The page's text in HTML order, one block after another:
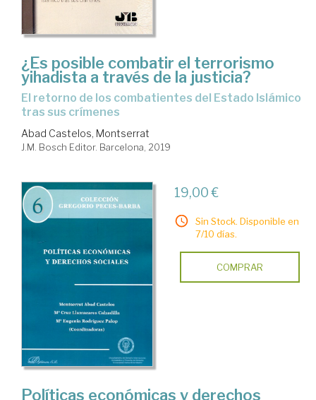
¿Es posible combatir el terrorismo
yihadista a través de la justicia?
el retorno de los combatientes del Estado Islámico
tras sus crímenes
Abad Castelos, Montserrat
J.M. Bosch Editor. Barcelona, 2019
19,00 €
Sin Stock. Disponible en
7/10 días.
COMPRAR
Políticas económicas y derechos